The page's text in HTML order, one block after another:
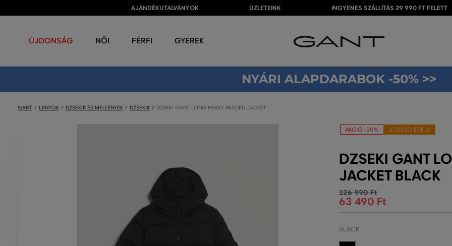
AJÁNDÉKUTALVÁNYOK ÜZLETEINK INGYENES SZÁLLÍTÁS 29 990 FT FELETT
ÚJDONSÁG NŐI FÉRFI GYEREK
NYÁRI ALAPDARABOK -50% >>
GANT LÁNYOK DZSEKIK ÉS MELLÉNYEK DZSEKIK DZSEKI GANT LONG HEAVY PADDED JACKET
AKCIÓ -50% UTOLSÓ ESÉLY
DZSEKI GANT
JACKET BLACK
126 990 Ft
63 490 Ft
BLACK